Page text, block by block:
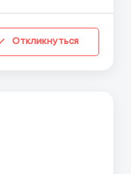
Откликнуться